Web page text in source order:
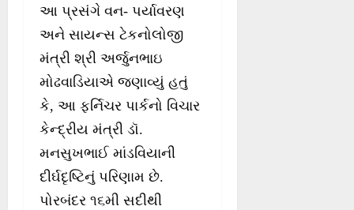
આ પ્રસંગે વન- પર્યાવરણ
અને સાયન્સ ટેકનોલોજી
મંત્રી શ્રી અર્જુનભાઇ
મોઢવાડિયાએ જણાવ્યું હતું
કે, આ ફર્નિચર પાર્કનો વિચાર
કેન્દ્રીય મંત્રી ડૉ.
મનસુખભાઈ માંડવિયાની
દીર્ઘદૃષ્ટિનું પરિણામ છે.
પોરબંદર ૧૬મી સદીથી